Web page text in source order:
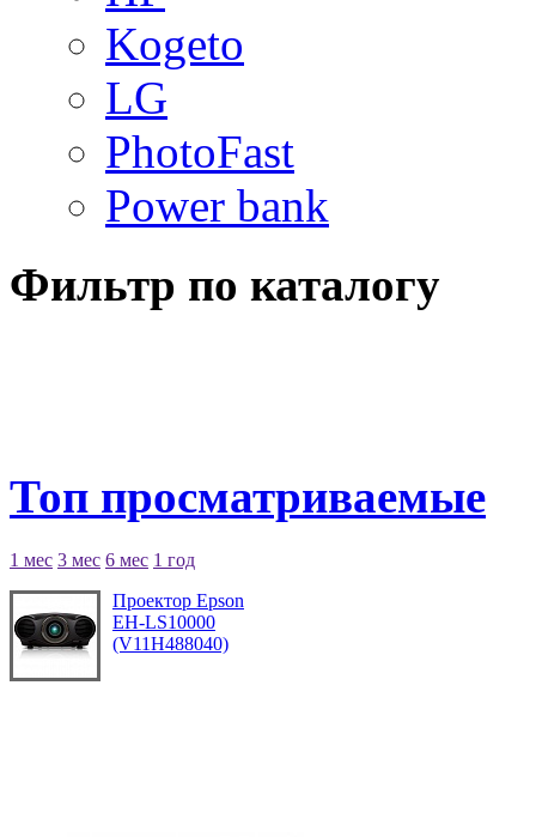
Kogeto
LG
PhotoFast
Power bank
Фильтр по каталогу
Топ просматриваемые
1 мес 3 мес 6 мес 1 год
Проектор Epson
EH-LS10000
(V11H488040)